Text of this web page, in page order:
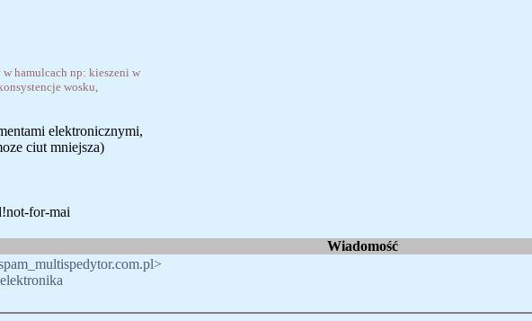
hamulcach np: kieszeni w
wosku,
elektronicznymi,
ciut mniejsza)
for-mai
Wiadomość